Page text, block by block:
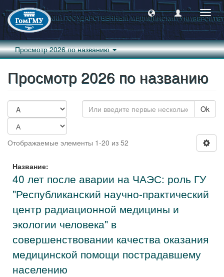
Просмотр 2026 по названию
Просмотр 2026 по названию
Ok
Отображаемые элементы 1-20 из 52
Название:
40 лет после аварии на ЧАЭС: роль ГУ
"Республиканский научно-практический
центр радиационной медицины и
экологии человека" в
совершенствовании качества оказания
медицинской помощи пострадавшему
населению